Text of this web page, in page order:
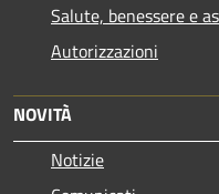
Salute, benessere e
Autorizzazioni
NOVITÀ
Notizie